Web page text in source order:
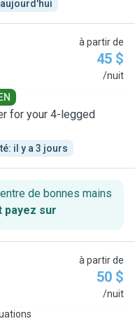
à partir de
45 $
/nuit
for your 4-legged
il y a 3 jours
de bonnes mains
sur
à partir de
50 $
/nuit